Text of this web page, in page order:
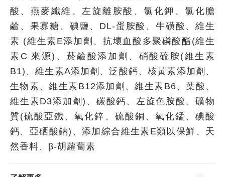
酸、燕麥纖維、左旋離胺酸、氯化鉀、氯化膽
鹼、果寡糖、碘鹽、DL-蛋胺酸、牛磺酸、維生
素 (維生素E添加劑、抗壞血酸多聚磷酸酯(維生
素C 來源)、菸鹼酸添加劑、硝酸硫胺(維生素
B1)、維生素A添加劑、泛酸鈣、核黃素添加劑、
生物素、維生素B12添加劑、維生素B6、葉酸、
維生素D3添加劑)、碳酸鈣、左旋色胺酸、礦物
質(硫酸亞鐵、氧化鋅、硫酸銅、氧化錳、碘酸
鈣、亞硒酸鈉)、添加綜合維生素E類以保鮮、天
然香料、β-胡蘿蔔素